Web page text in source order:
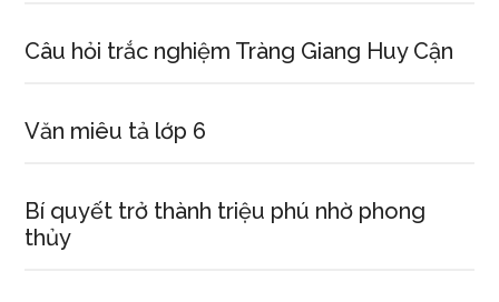
Câu hỏi trắc nghiệm Tràng Giang Huy Cận
Văn miêu tả lớp 6
Bí quyết trở thành triệu phú nhờ phong
thủy